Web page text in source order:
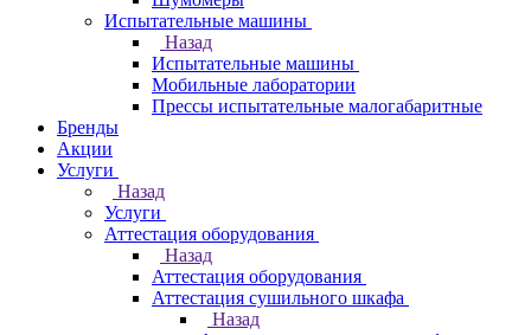
Испытательные машины
Назад
Испытательные машины
Мобильные лаборатории
Прессы испытательные малогабаритные
Бренды
Акции
Услуги
Назад
Услуги
Аттестация оборудования
Назад
Аттестация оборудования
Аттестация сушильного шкафа
Назад